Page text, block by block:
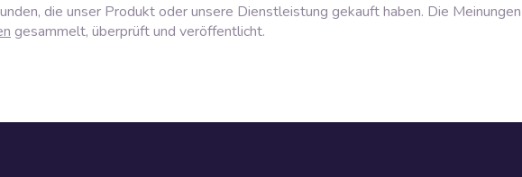
die unser Produkt oder unsere Dienstleistung gekauft haben. Die
gesammelt, überprüft und veröffentlicht.